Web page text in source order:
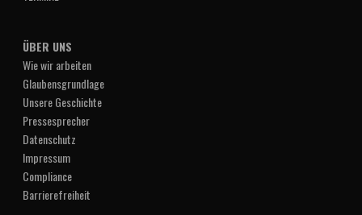
ÜBER UNS
Wie wir arbeiten
Glaubensgrundlage
Unsere Geschichte
Pressesprecher
Datenschutz
Impressum
Compliance
Barrierefreiheit